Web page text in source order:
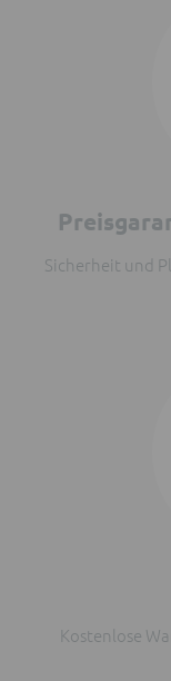
Sicherheit und
Kostenlose